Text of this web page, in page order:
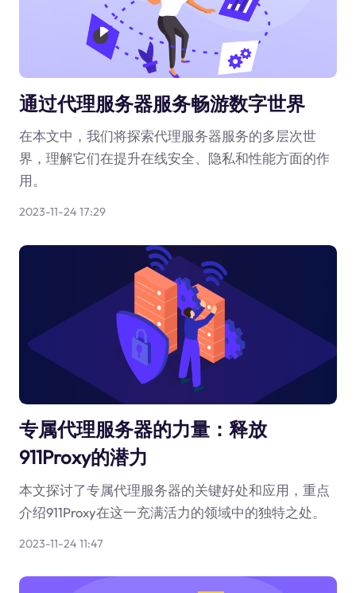
通过代理服务器服务畅游数字世界
在本文中，我们将探索代理服务器服务的多层次世
界，理解它们在提升在线安全、隐私和性能方面的作
用。
2023-11-24 17:29
专属代理服务器的力量：释放
911Proxy的潜力
本文探讨了专属代理服务器的关键好处和应用，重点
介绍911Proxy在这一充满活力的领域中的独特之处。
2023-11-24 11:47